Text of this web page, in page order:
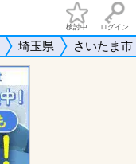
検討中 ログイン
埼玉県 さいたま